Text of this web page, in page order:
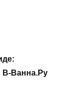
В-Ванна.Ру